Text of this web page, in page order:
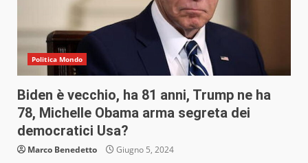
Politica Mondo
Biden è vecchio, ha 81 anni, Trump ne ha
78, Michelle Obama arma segreta dei
democratici Usa?
Marco Benedetto Giugno 5, 2024